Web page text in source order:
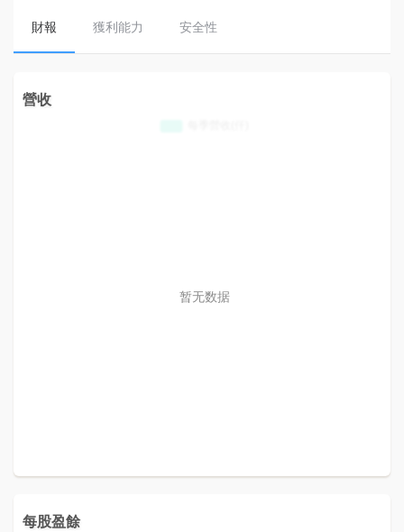
財報 獲利能力 安全性
營收
暂无数据
每股盈餘